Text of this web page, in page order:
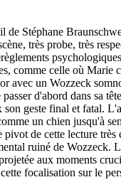
de Stéphane
très probe, très
comme celle où Marie
avec un Wozzeck
d'abord dans sa
geste final et fatal.
un chien jusqu'à
de cette lecture très
ruiné de Wozzeck.
aux moments
focalisation sur le